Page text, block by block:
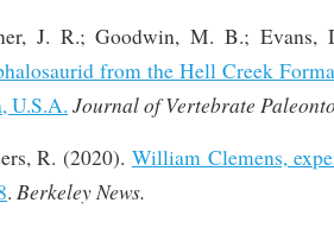
J. R.; Goodwin, M. B.;
from the Hell Creek
U.S.A. Journal of Vertebrate
R. (2020). William Clemens,
. Berkeley News.